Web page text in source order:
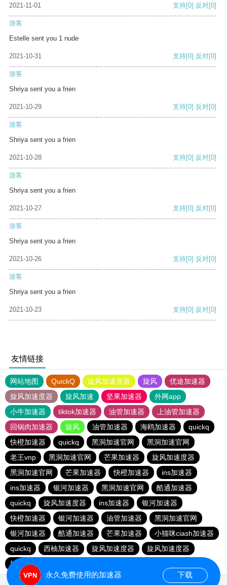
2021-11-01 支持[0] 反对[0]
游客
Estelle sent you 1 nude
2021-10-31 支持[0] 反对[0]
游客
Shriya sent you a frien
2021-10-29 支持[0] 反对[0]
游客
Shriya sent you a frien
2021-10-28 支持[0] 反对[0]
游客
Shriya sent you a frien
2021-10-27 支持[0] 反对[0]
游客
Shriya sent you a frien
2021-10-26 支持[0] 反对[0]
游客
Shriya sent you a frien
2021-10-23 支持[0] 反对[0]
友情链接
网站地图 QuickQ 旋风加速度器 旋风
优途加速器
旋风加速度器
旋风加速 坚果加速器
外网app
小牛加速器
tiktok加速器 油管加速器
上油管加速器
回锅肉加速器
旋风 油管加速器 海鸥加速器
quickq
快橙加速器
quickq 黑洞加速官网
黑洞加速官网
老王vnp
黑洞加速官网 芒果加速器
旋风加速度器
黑洞加速官网
芒果加速器 快橙加速器
ins加速器
ins加速器
银河加速器 黑洞加速官网
酷通加速器
quickq
旋风加速度器 ins加速器
银河加速器
快橙加速器
银河加速器 油管加速器
黑洞加速官网
银河加速器
酷通加速器 芒果加速器
小猫咪ciash加速器
quickq
西柚加速器 旋风加速度器
旋风加速度器
旋风加速度器
永久免费使用的加速器 下载